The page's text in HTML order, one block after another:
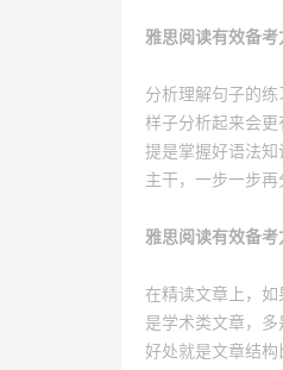
雅思阅读有效备
分析理解句子的
样子分析起来会
提是掌握好语法
主干，一步一步再
雅思阅读有效备
在精读文章上，
是学术类文章，
好处就是文章结